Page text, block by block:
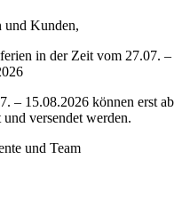
und Kunden,
in der Zeit vom 27.07. –
– 15.08.2026 können erst ab
versendet werden.
und Team